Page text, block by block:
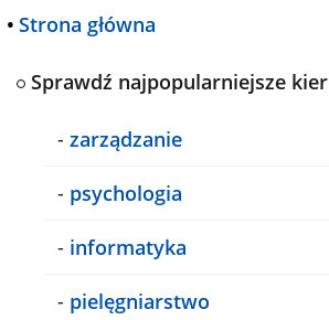
• Strona główna
Sprawdź najpopularniejsze
- zarządzanie
- psychologia
- informatyka
- pielęgniarstwo